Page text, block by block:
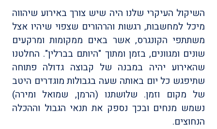
השיקול העיקרי שלנו היה שיש צורך באירוע שיהווה
מיכל למחשבות, רגשות והרהורים שצפוי שיהיו אצל
משתתפי הקונגרס, אשר באים ממקומות ומרקעים
שונים ומגוונים, בזמן ומתוך "היותם בברלין". החלטנו
שהאירוע יהיה במבנה של קבוצה גדולה פתוחה
שתיפגש כל יום באותה שעה בגבולות מוגדרים היטב
של מקום וזמן. שלושתנו (הרמן, שמואל ומירה)
נשמש מנחים ובכך נספק את תנאי הגבול וההכלה
הנחוצים.